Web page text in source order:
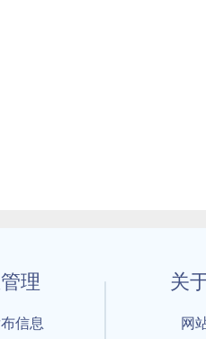
理
信息
关
网